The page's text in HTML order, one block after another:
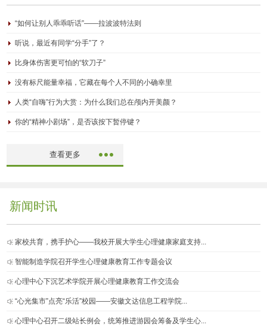
“如何让别人乖乖听话”——拉波波特法则
听说，最近有同学“分手”了？
比身体伤害更可怕的“软刀子”
没有标尺能量幸福，它藏在每个人不同的小确幸里
人类“自嗨”行为大赏：为什么我们总在颅内开美颜？
你的“精神小剧场”，是否该按下暂停键？
查看更多
新闻时讯
家校共育，携手护心——我校开展大学生心理健康家庭支持...
智能制造学院召开学生心理健康教育工作专题会议
心理中心下沉艺术学院开展心理健康教育工作交流会
“心光集市”点亮“乐活”校园——安徽文达信息工程学院...
心理中心召开二级站长例会，统筹推进游园会筹备及学生心...